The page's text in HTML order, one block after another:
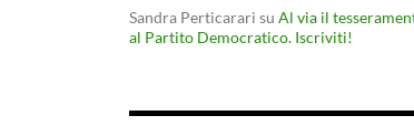
Sandra Perticarari su Al via il
al Partito Democratico. Iscriviti!